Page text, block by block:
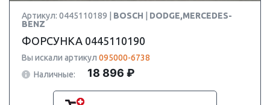
Артикул: 0445110189 | BOSCH
DODGE,MERCEDES-
BENZ
ФОРСУНКА 0445110190
Вы искали артикул 095000-6738
Наличные:
18 896 ₽